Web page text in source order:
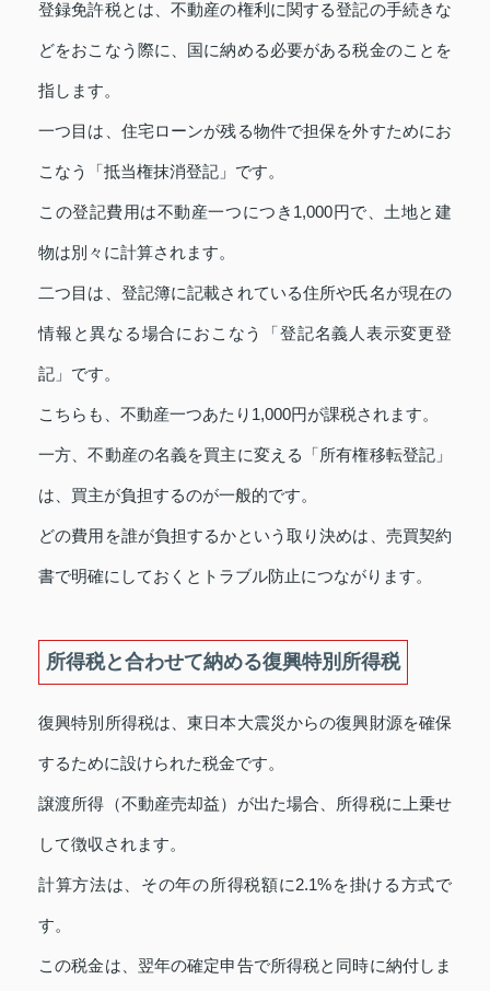
登録免許税とは、不動産の権利に関する登記の手続きな
どをおこなう際に、国に納める必要がある税金のことを
指します。
一つ目は、住宅ローンが残る物件で担保を外すためにお
こなう「抵当権抹消登記」です。
この登記費用は不動産一つにつき1,000円で、土地と建
物は別々に計算されます。
二つ目は、登記簿に記載されている住所や氏名が現在の
情報と異なる場合におこなう「登記名義人表示変更登
記」です。
こちらも、不動産一つあたり1,000円が課税されます。
一方、不動産の名義を買主に変える「所有権移転登記」
は、買主が負担するのが一般的です。
どの費用を誰が負担するかという取り決めは、売買契約
書で明確にしておくとトラブル防止につながります。
所得税と合わせて納める復興特別所得税
復興特別所得税は、東日本大震災からの復興財源を確保
するために設けられた税金です。
譲渡所得（不動産売却益）が出た場合、所得税に上乗せ
して徴収されます。
計算方法は、その年の所得税額に2.1%を掛ける方式で
す。
この税金は、翌年の確定申告で所得税と同時に納付しま